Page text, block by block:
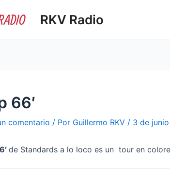
RKV Radio
66′
comentario / Por Guillermo RKV / 3 de
de Standards a lo loco es un tour en